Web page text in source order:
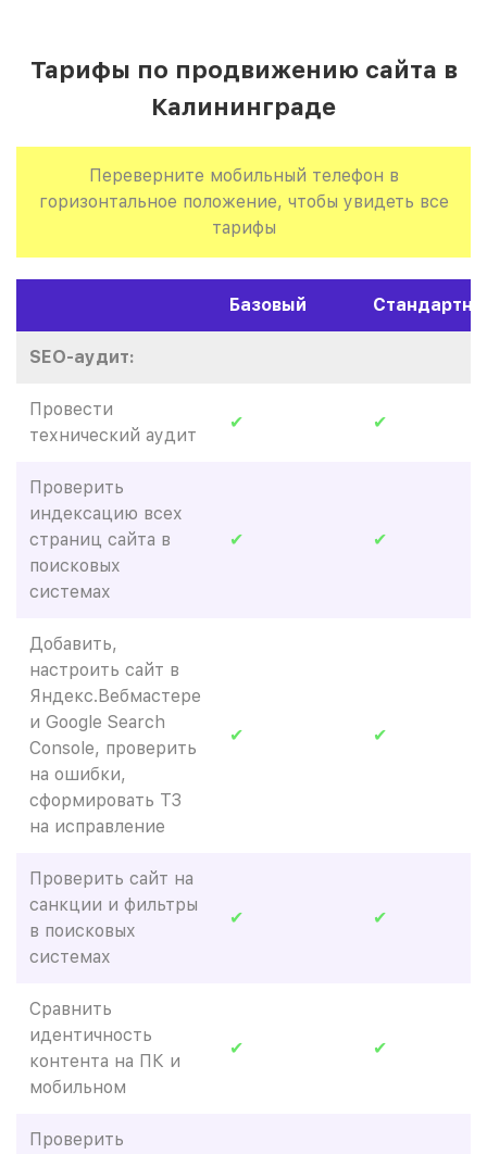
Тарифы по продвижению сайта в
Калининграде
Переверните мобильный телефон в
горизонтальное положение, чтобы увидеть все
тарифы
Базовый
SEO-аудит:
Провести
технический аудит
✔ ✔
Проверить
индексацию всех
страниц сайта в
поисковых
системах
✔ ✔
Добавить,
настроить сайт в
Яндекс.Вебмастере
и Google Search
Console, проверить
на ошибки,
сформировать ТЗ
на исправление
✔ ✔
Проверить сайт на
санкции и фильтры
в поисковых
системах
✔ ✔
Сравнить
идентичность
контента на ПК и
мобильном
✔ ✔
Проверить